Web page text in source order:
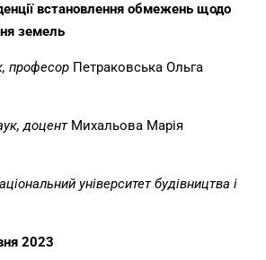
встановлення обмежень щодо
земель
професор Петраковська Ольга
доцент Михальова Марія
університет будівництва і
2023